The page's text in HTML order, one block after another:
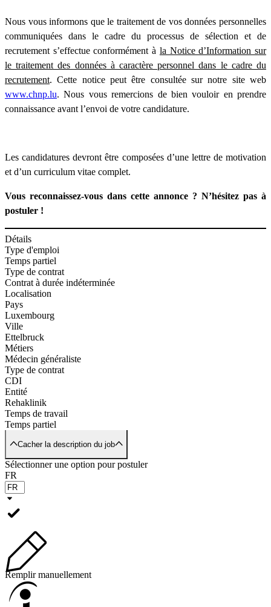
Nous vous informons que le traitement de vos données personnelles
communiquées dans le cadre du processus de sélection et de
recrutement s’effectue conformément à la Notice d’Information sur
le traitement des données à caractère personnel dans le cadre du
recrutement. Cette notice peut être consultée sur notre site web
www.chnp.lu. Nous vous remercions de bien vouloir en prendre
connaissance avant l’envoi de votre candidature.
Les candidatures devront être composées d’une lettre de motivation
et d’un curriculum vitae complet.
Vous reconnaissez-vous dans cette annonce ? N’hésitez pas à
postuler !
Détails
Type d'emploi
Temps partiel
Type de contrat
Contrat à durée indéterminée
Localisation
Pays
Luxembourg
Ville
Ettelbruck
Métiers
Médecin généraliste
Type de contrat
CDI
Entité
Rehaklinik
Temps de travail
Temps partiel
Cacher la description du job
Sélectionner une option pour postuler
FR
Remplir manuellement